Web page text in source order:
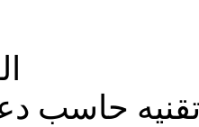
تقنيه